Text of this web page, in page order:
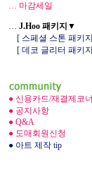
… 마감세일
… J.Hoo 패키지▼
[ 스페셜 스톤 패키
[ 데코 글리터 패키
● 신용카드/재결제코너
● 공지사항
● Q&A
● 도매회원신청
● 아트 제작 tip